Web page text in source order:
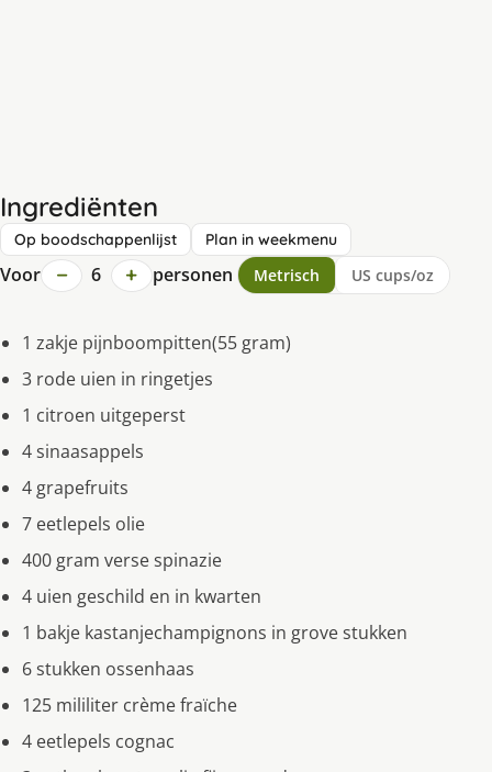
Ingrediënten
Op boodschappenlijst Plan in weekmenu
Voor − 6 + personen Metrisch US cups/oz
1 zakje pijnboompitten(55 gram)
3 rode uien in ringetjes
1 citroen uitgeperst
4 sinaasappels
4 grapefruits
7 eetlepels olie
400 gram verse spinazie
4 uien geschild en in kwarten
1 bakje kastanjechampignons in grove stukken
6 stukken ossenhaas
125 mililiter crème fraïche
4 eetlepels cognac